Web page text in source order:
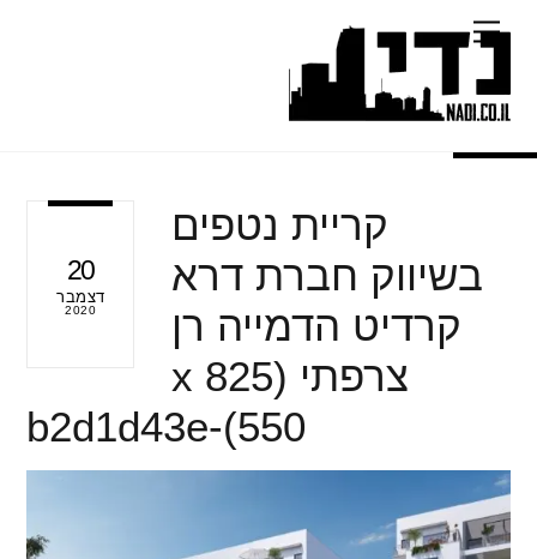
content
Menu
20
דצמבר
2020
קריית נטפים
בשיווק חברת דרא
קרדיט הדמייה רן
צרפתי (825 x
550)-b2d1d43e